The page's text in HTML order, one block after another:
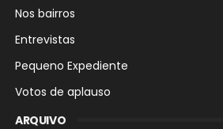
Nos bairros
Entrevistas
Pequeno Expediente
Votos de aplauso
ARQUIVO